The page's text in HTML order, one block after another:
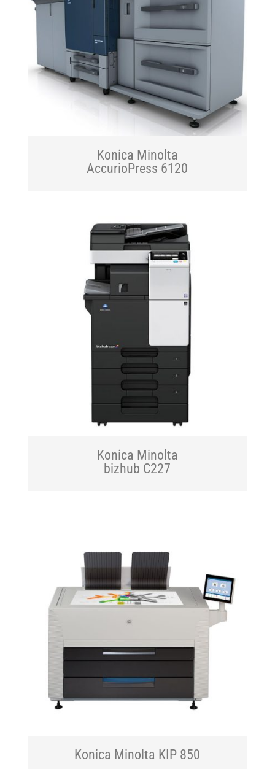
Konica Minolta
AccurioPress 6120
Konica Minolta
bizhub C227
Konica Minolta KIP 850